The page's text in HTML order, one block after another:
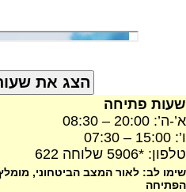
שעות פתיחה
א’-ה’: 20:00 – 08:30
ו’: 15:00 – 07:30
טלפון: *5906 שלוחה 622
שימו לב: לאור המצב הביטחוני,
הפתיחה